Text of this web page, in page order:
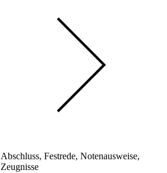
Abschluss, Festrede, Notenausweise,
Zeugnisse